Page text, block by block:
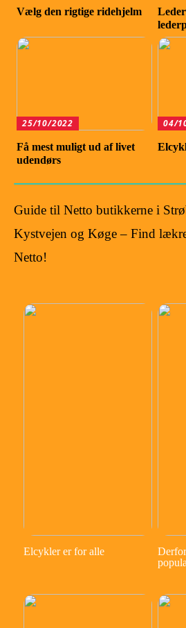
Vælg den rigtige ridehjelm
25/10/2022
Få mest muligt ud af livet
udendørs
04/
Guide til Netto butikkerne i
Kystvejen og Køge – Find
Netto!
Elcykler er for alle